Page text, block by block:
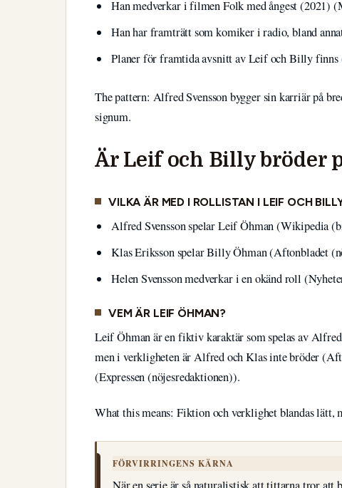
Han medverkar i filmen Folk med ångest (2021)
Han har framträtt som komiker i radio, bland
Planer för framtida avsnitt av Leif och Billy finns
The pattern: Alfred Svensson bygger sin karriär på
signum.
Är Leif och Billy bröder
VILKA ÄR MED I ROLLISTAN I LEIF OCH
Alfred Svensson spelar Leif Öhman (Wikipedia
Klas Eriksson spelar Billy Öhman (Aftonbladet
Helen Svensson medverkar i en okänd roll
VEM ÄR LEIF ÖHMAN?
Leif Öhman är en fiktiv karaktär som spelas av
men i verkligheten är Alfred och Klas inte bröder
(Expressen (nöjesredaktionen)).
What this means: Fiktion och verklighet blandas lätt,
FÖRVIRRINGENS KÄRNA